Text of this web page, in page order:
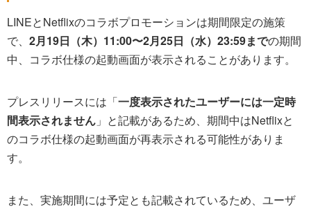
LINEとNetflixのコラボプロモーションは期間限定の施策
で、 2月19日（木）11:00〜2月25日（水）23:59までの期間
中、コラボ仕様の起動画面が表示されることがあります。
プレスリリースには「一度表示されたユーザーには一定時
間表示されません 」と記載があるため、期間中はNetflixと
のコラボ仕様の起動画面が再表示される可能性がありま
す。
また、実施期間には予定とも記載されているため、ユーザ